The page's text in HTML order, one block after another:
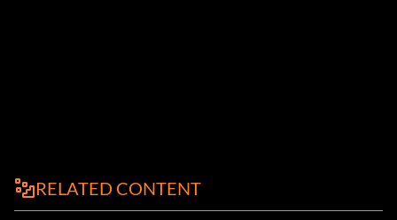
RELATED CONTENT